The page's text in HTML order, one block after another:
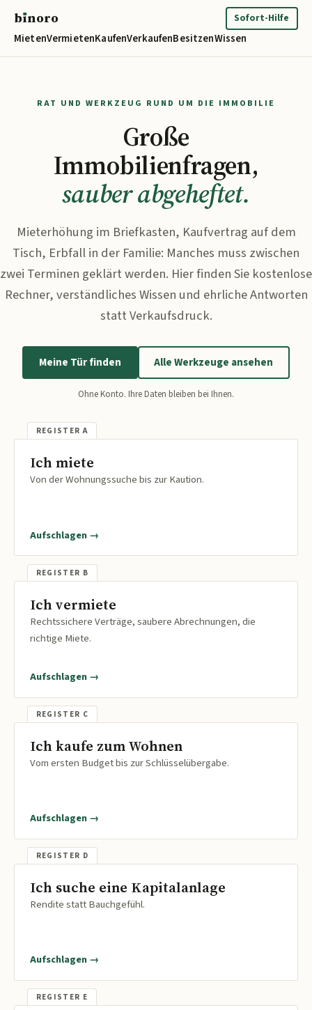
bınoro
MietenVermietenKaufenVerkaufenBesitzenWissen
Sofort-Hilfe
RAT UND WERKZEUG RUND UM DIE IMMOBILIE
Große
Immobilienfragen,
sauber abgeheftet.
Mieterhöhung im Briefkasten, Kaufvertrag auf dem
Tisch, Erbfall in der Familie: Manches muss zwischen
zwei Terminen geklärt werden. Hier finden Sie kostenlose
Rechner, verständliches Wissen und ehrliche Antworten
statt Verkaufsdruck.
Meine Tür finden Alle Werkzeuge ansehen
Ohne Konto. Ihre Daten bleiben bei Ihnen.
Ich miete
Von der Wohnungssuche bis zur Kaution.
Aufschlagen →
Ich vermiete
Rechtssichere Verträge, saubere Abrechnungen, die
richtige Miete.
Aufschlagen →
Ich kaufe zum Wohnen
Vom ersten Budget bis zur Schlüsselübergabe.
Aufschlagen →
Ich suche eine Kapitalanlage
Rendite statt Bauchgefühl.
Aufschlagen →